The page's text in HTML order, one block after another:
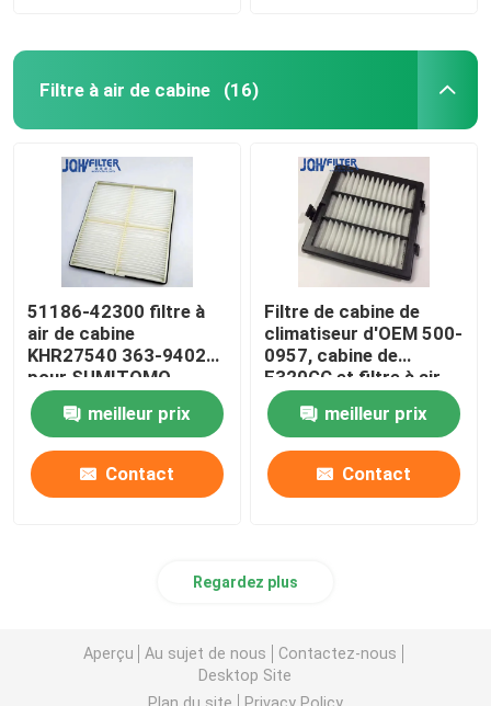
Filtre à air de cabine (16)
51186-42300 filtre à
air de cabine
KHR27540 363-9402
pour SUMITOMO
SH130 SH210
meilleur prix
Contact
Filtre de cabine de
climatiseur d'OEM 500-
0957, cabine de
E320GC et filtre à air
de moteur
meilleur prix
Contact
Regardez plus
Aperçu Au sujet de nous
Contactez-nous
Desktop Site
Plan du site
Privacy Policy